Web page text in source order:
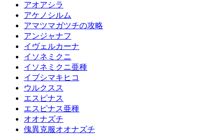
アオアシラ
アケノシルム
アマツマガツチの攻略
アンジャナフ
イヴェルカーナ
イソネミクニ
イソネミクニ亜種
イブシマキヒコ
ウルクスス
エスピナス
エスピナス亜種
オオナズチ
傀異克服オオナズチ